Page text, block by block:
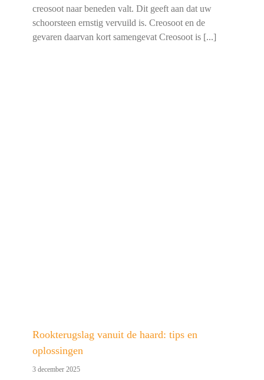
creosoot naar beneden valt. Dit geeft aan dat uw
schoorsteen ernstig vervuild is. Creosoot en de
gevaren daarvan kort samengevat Creosoot is [...]
Rookterugslag vanuit de haard: tips en
oplossingen
3 december 2025